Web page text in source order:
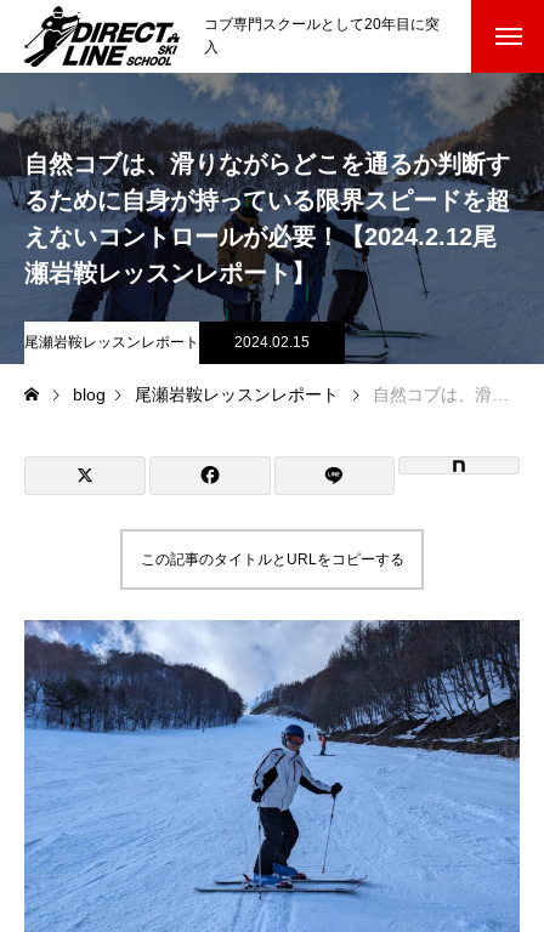
コブ専門スクールとして20年目に突
入
スクールについて知る Directline Ski School
コンセプトと開催スキー場
参加までの流れ
レッスン料金
参加費のお支払い
各会場の集合場所
スキー場から選ぶ Ski Area
鷲ヶ岳＆高鷲スノーパーク
宮城山形
岩手高原
白馬五竜FA
レッスンテーマから選ぶ Lesson Theme
初級1
自然コブは、滑りながらどこを通るか判断す
るために自身が持っている限界スピードを超
えないコントロールが必要！【2024.2.12尾
瀬岩鞍レッスンレポート】
尾瀬岩鞍レッスンレポート 2024.02.15
blog 尾瀬岩鞍レッスンレポート 自然コブは、滑りながらどこを通るか判断するために自身が持っている限界スピードを超えないコントロールが必要！【2024.2.12尾瀬岩鞍レッスンレポート】
この記事のタイトルとURLをコピーする